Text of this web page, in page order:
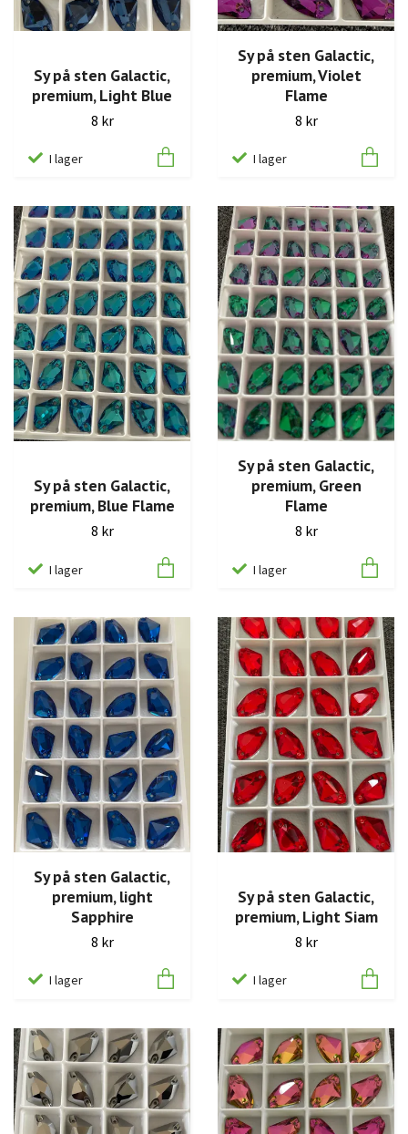
Sy på sten Galactic,
premium, Light Blue
8 kr
I lager
Sy på sten Galactic,
premium, Violet
Flame
8 kr
I lager
Sy på sten Galactic,
premium, Blue Flame
8 kr
I lager
Sy på sten Galactic,
premium, Green
Flame
8 kr
I lager
Sy på sten Galactic,
premium, light
Sapphire
8 kr
I lager
Sy på sten Galactic,
premium, Light Siam
8 kr
I lager